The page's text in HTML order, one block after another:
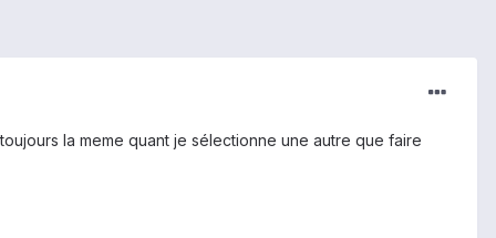
la meme quant je sélectionne une autre que faire